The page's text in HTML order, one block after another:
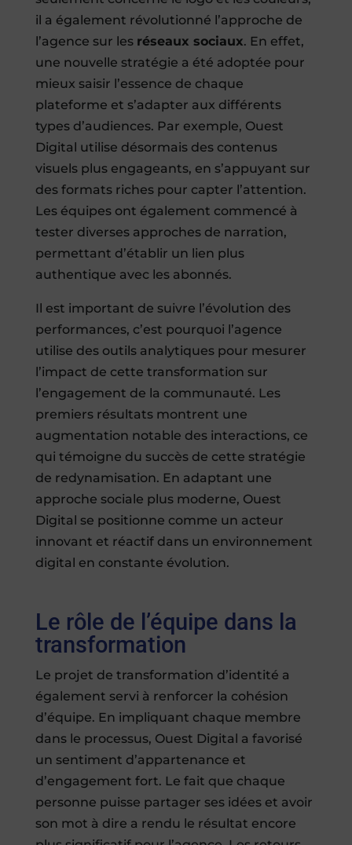
il a également révolutionné l’approche de
l’agence sur les réseaux sociaux. En effet,
une nouvelle stratégie a été adoptée pour
mieux saisir l’essence de chaque
plateforme et s’adapter aux différents
types d’audiences. Par exemple, Ouest
Digital utilise désormais des contenus
visuels plus engageants, en s’appuyant sur
des formats riches pour capter l’attention.
Les équipes ont également commencé à
tester diverses approches de narration,
permettant d’établir un lien plus
authentique avec les abonnés.
Il est important de suivre l’évolution des
performances, c’est pourquoi l’agence
utilise des outils analytiques pour mesurer
l’impact de cette transformation sur
l’engagement de la communauté. Les
premiers résultats montrent une
augmentation notable des interactions, ce
qui témoigne du succès de cette stratégie
de redynamisation. En adaptant une
approche sociale plus moderne, Ouest
Digital se positionne comme un acteur
innovant et réactif dans un environnement
digital en constante évolution.
Le rôle de l’équipe dans la
transformation
Le projet de transformation d’identité a
également servi à renforcer la cohésion
d’équipe. En impliquant chaque membre
dans le processus, Ouest Digital a favorisé
un sentiment d’appartenance et
d’engagement fort. Le fait que chaque
personne puisse partager ses idées et avoir
son mot à dire a rendu le résultat encore